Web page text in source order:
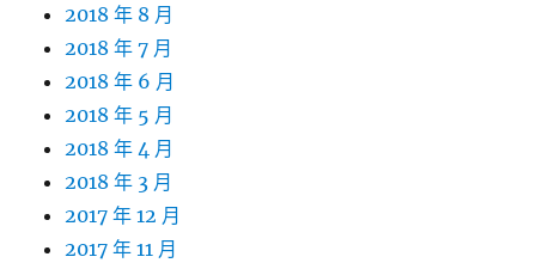
2018 年 8 月
2018 年 7 月
2018 年 6 月
2018 年 5 月
2018 年 4 月
2018 年 3 月
2017 年 12 月
2017 年 11 月